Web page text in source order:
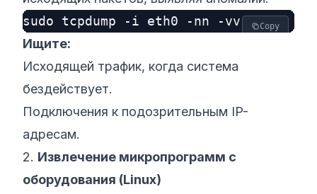
Copy
Ищите:
Исходящей трафик, когда система
бездействует.
Подключения к подозрительным IP-
адресам.
2. Извлечение микропрограмм с
оборудования (Linux)